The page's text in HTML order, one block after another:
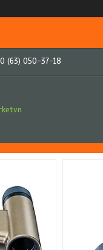
(63) 050-37-18